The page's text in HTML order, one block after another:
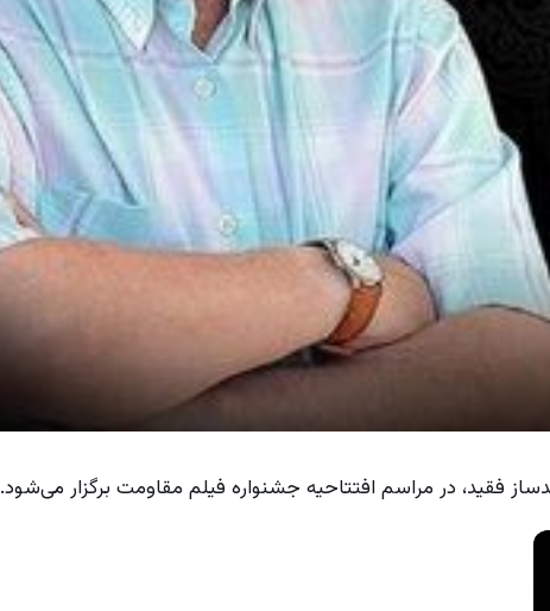
فقید، در مراسم افتتاحیه جشنواره فیلم مقاومت برگزار می‌شود.